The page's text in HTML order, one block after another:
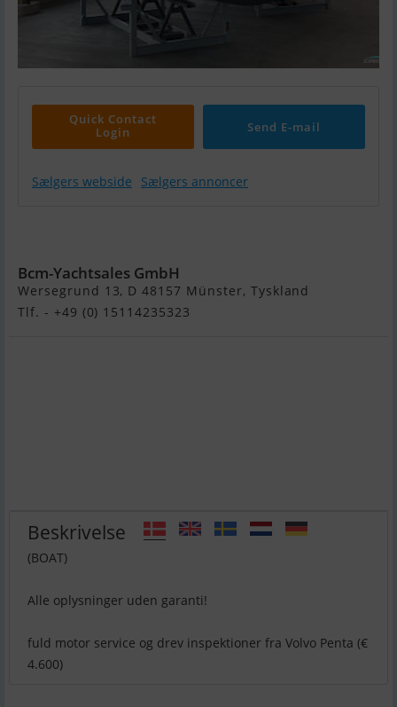
Quick Contact
Login
Send E-mail
Sælgers webside Sælgers annoncer
Bcm-Yachtsales GmbH
Wersegrund 13, D 48157 Münster, Tyskland
Tlf. - +49 (0) 15114235323
Beskrivelse
(BOAT)
Alle oplysninger uden garanti!
fuld motor service og drev inspektioner fra Volvo Penta (€
4.600)